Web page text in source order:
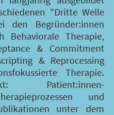
"Dritte Welle
den Begründer:innen
Behaviorale Therapie,
& Commitment
& Reprocessing
Therapie.
Patient:innen-
und
unter dem